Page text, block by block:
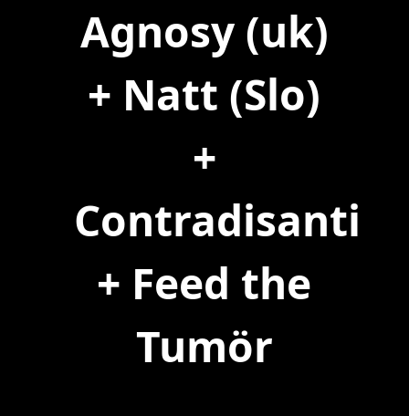
Agnosy (uk)
+ Natt (Slo)
+
Contradisanti
+ Feed the
Tumör